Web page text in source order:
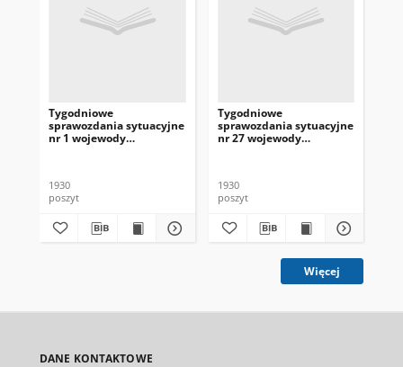
Tygodniowe
sprawozdania sytuacyjne
nr 1 wojewody
1930
poszyt
Tygodniowe
sprawozdania sytuacyjne
nr 27 wojewody
1930
poszyt
Więcej
DANE KONTAKTOWE